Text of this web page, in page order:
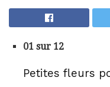
01 sur 12
Petites fleurs